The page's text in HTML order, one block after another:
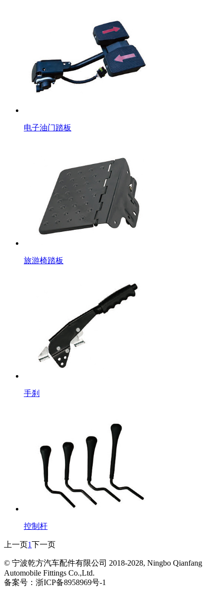
电子油门踏板
旅游椅踏板
手刹
控制杆
上一页1下一页
© 宁波乾方汽车配件有限公司 2018-2028, Ningbo Qianfang
Automobile Fittings Co.,Ltd.
备案号：浙ICP备8958969号-1